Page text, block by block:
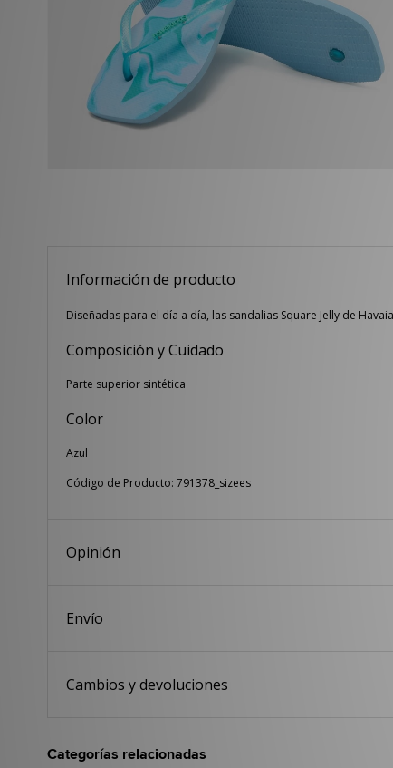
Información de producto
Diseñadas para el día a día, las sandalias Square Jelly de
Composición y Cuidado
Parte superior sintética
Color
Azul
Código de Producto: 791378_sizees
Opinión
Envío
Cambios y devoluciones
Categorías relacionadas